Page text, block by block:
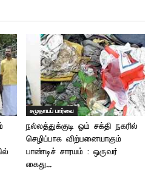
சமுதாயப் பார்வை
நல்லத்துக்குடி ஓம் சக்தி நகரில்
செழிப்பாக விற்பனையாகும்
பாண்டிச் சாரயம் : ஒருவர்
கைது...